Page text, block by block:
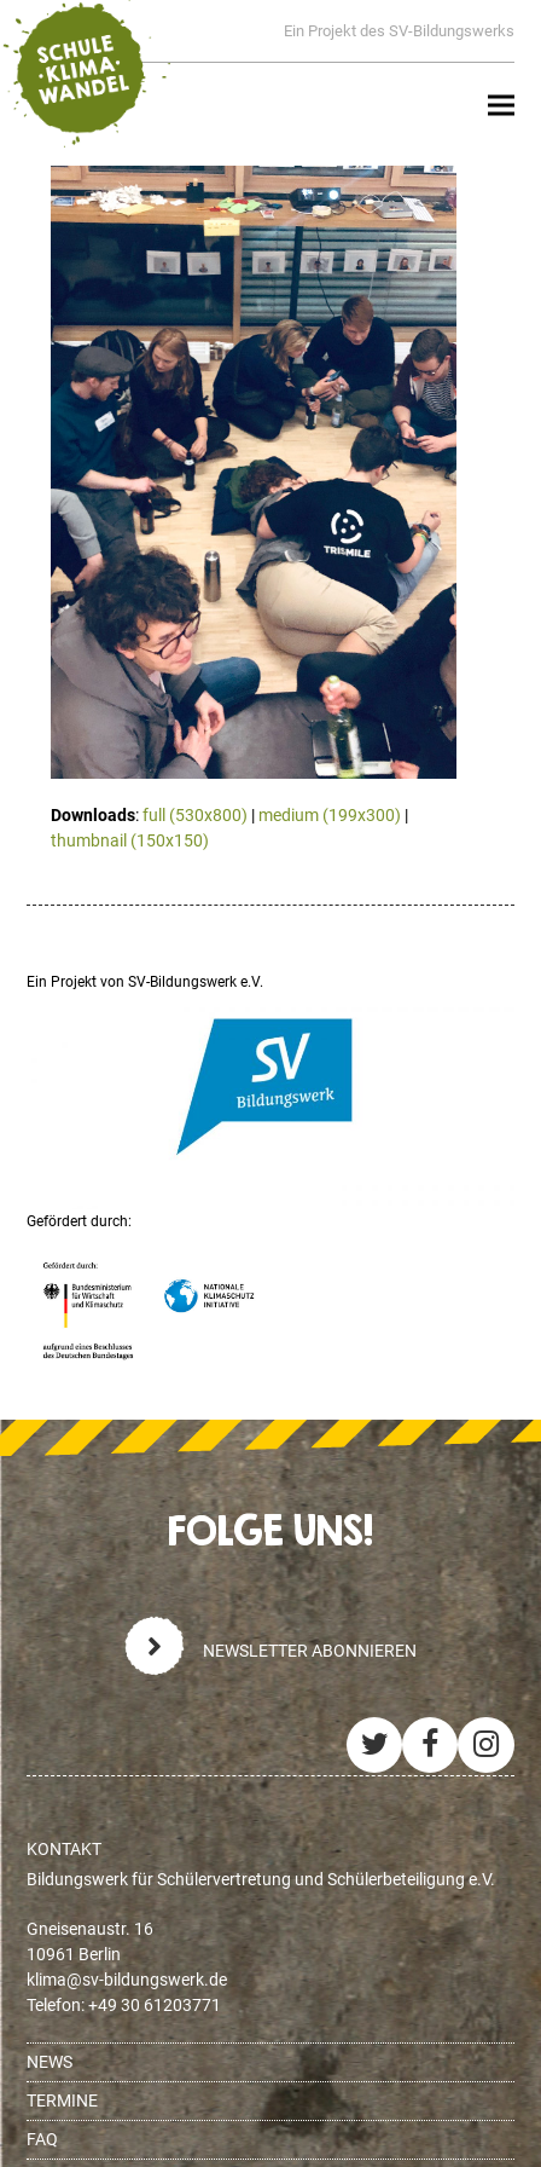
Ein Projekt des SV-Bildungswerks
Downloads:full (530x800) | medium (199x300) |
thumbnail (150x150)
Ein Projekt von SV-Bildungswerk e.V.
Gefördert durch:
FOLGE UNS!
NEWSLETTER ABONNIEREN
Twitter
KONTAKT
Bildungswerk für Schülervertretung und Schülerbeteiligung e.V.
Gneisenaustr. 16
10961 Berlin
ed.krewsgnudlib-vs@amilk
Telefon: +49 30 61203771
NEWS
TERMINE
FAQ